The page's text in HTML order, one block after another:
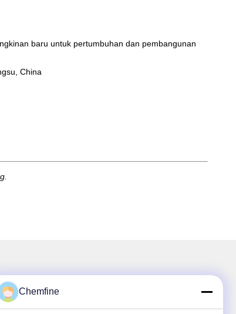
baru untuk pertumbuhan dan pembangunan
China
Kabar Kami
Chemfine